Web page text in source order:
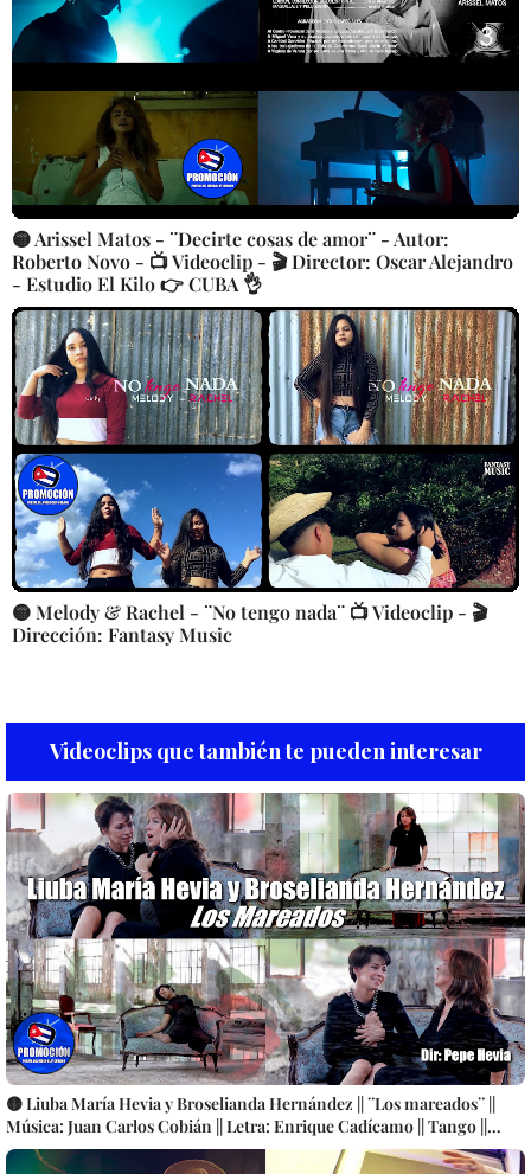
🟡 Arissel Matos - ¨Decirte cosas de amor¨ - Autor:
Roberto Novo - 📺 Videoclip - 🎬 Director: Oscar Alejandro
- Estudio El Kilo 👉 CUBA 👌
🟡 Melody & Rachel - ¨No tengo nada¨ 📺 Videoclip - 🎬
Dirección: Fantasy Music
Videoclips que también te pueden interesar
🟡 Liuba María Hevia y Broselianda Hernández || ¨Los mareados¨ ||
Música: Juan Carlos Cobián || Letra: Enrique Cadícamo || Tango ||
Videoclip || CUBA